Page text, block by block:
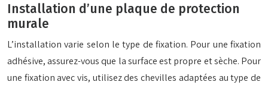
Installation d’une plaque de protection
murale
L’installation varie selon le type de fixation. Pour une fixation
adhésive, assurez-vous que la surface est propre et sèche. Pour
une fixation avec vis, utilisez des chevilles adaptées au type de